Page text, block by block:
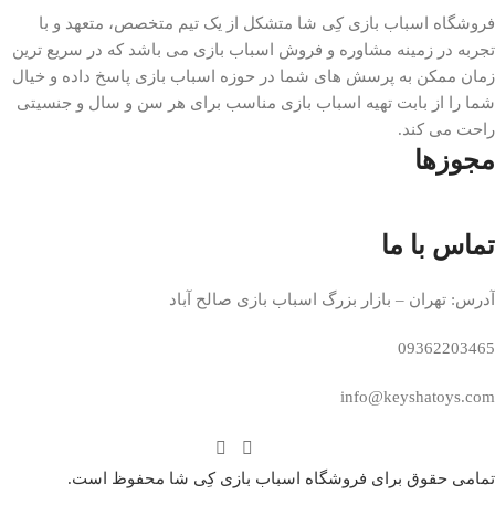
فروشگاه اسباب بازی کِی شا متشکل از یک تیم متخصص، متعهد و با
تجربه در زمینه مشاوره و فروش اسباب بازی می باشد که در سریع ترین
زمان ممکن به پرسش های شما در حوزه اسباب بازی پاسخ داده و خیال
شما را از بابت تهیه اسباب بازی مناسب برای هر سن و سال و جنسیتی
راحت می کند.
مجوزها
تماس با ما
آدرس: تهران – بازار بزرگ اسباب بازی صالح آباد
09362203465
info@keyshatoys.com
تمامی حقوق برای فروشگاه اسباب بازی کِی شا محفوظ است.